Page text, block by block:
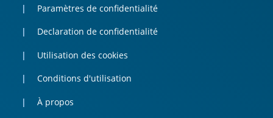
Paramètres de confidentialité
Declaration de confidentialité
Utilisation des cookies
Conditions d'utilisation
À propos